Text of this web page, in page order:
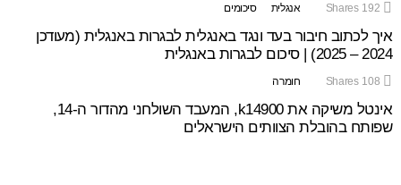
192
Shares אנגלית סיכומים
איך לכתוב חיבור בעד ונגד באנגלית לבגרות באנגלית (מעודכן
2024 – 2025) | סיכום לבגרות באנגלית
108
Shares חומרה
אינטל משיקה את k14900, המעבד השולחני מהדור ה-14,
שפותח בהובלת הצוותים הישראלים